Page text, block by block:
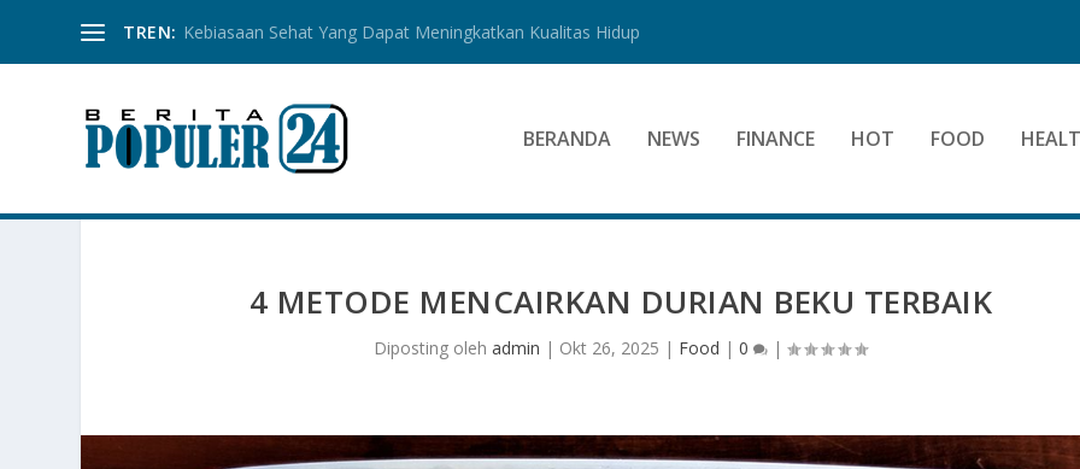
TREN: Kebiasaan Sehat Yang Dapat Meningkatkan Kualitas Hidup
BERANDA NEWS FINANCE HOT FOOD
4 METODE MENCAIRKAN DURIAN BEKU TERBAIK
Diposting olehadmin | Okt 26, 2025 | Food |0 |